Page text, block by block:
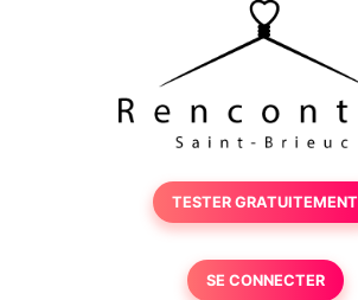
TESTER GRATUITEMENT
SE CONNECTER